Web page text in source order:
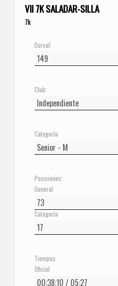
VII 7K SALADAR-SILLA
7k
Dorsal:
Club:
Categoría:
Posiciones:
General:
Categoría:
Tiempos:
Oficial: